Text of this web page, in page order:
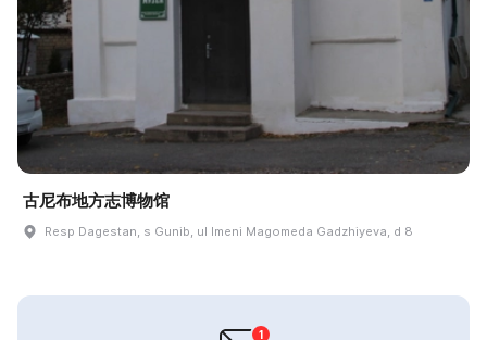
古尼布地方志博物馆
Resp Dagestan, s Gunib, ul Imeni Magomeda Gadzhiyeva, d 8